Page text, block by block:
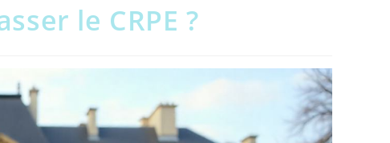
le CRPE ?